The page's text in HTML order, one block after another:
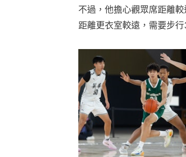
不過，他擔心觀眾席距離
距離更衣室較遠，需要步